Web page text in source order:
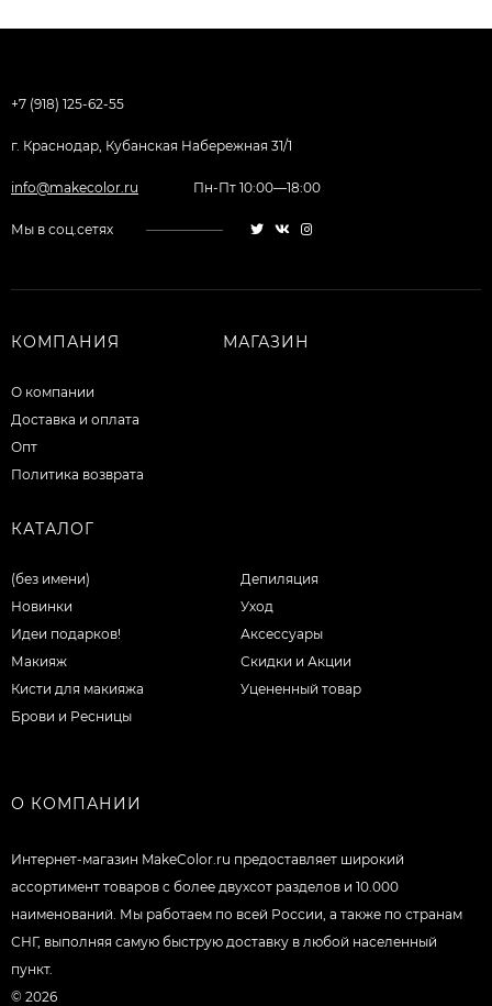
+7 (918) 125-62-55
г. Краснодар, Кубанская Набережная 31/1
info@makecolor.ru Пн-Пт 10:00—18:00
Мы в соц.сетях
КОМПАНИЯ
О компании
Доставка и оплата
Опт
Политика возврата
МАГАЗИН
КАТАЛОГ
(без имени)
Новинки
Идеи подарков!
Макияж
Кисти для макияжа
Брови и Ресницы
Депиляция
Уход
Аксессуары
Скидки и Акции
Уцененный товар
О КОМПАНИИ
Интернет-магазин MakeColor.ru предоставляет широкий
ассортимент товаров c более двухсот разделов и 10.000
наименований. Мы работаем по всей России, а также по странам
СНГ, выполняя самую быструю доставку в любой населенный
пункт.
© 2026